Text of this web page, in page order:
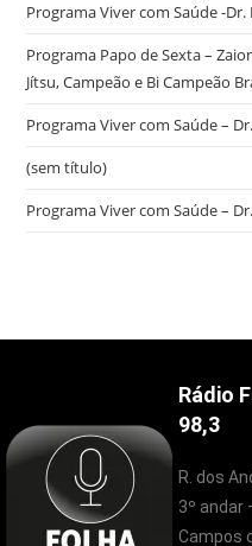
Programa Viver com Saúde -
Programa Papo de Sexta –
Jítsu, Campeão e Bi Campeão
Programa Viver com Saúde –
(sem título)
Programa Viver com Saúde –
Rádio
98,3
R. dos
3º andar
Campos